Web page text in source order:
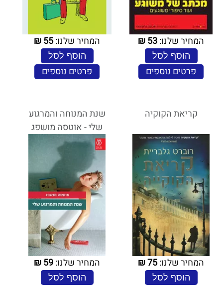
המחיר שלנו:53
₪
הוסף לסל
פרטים נוספים
המחיר שלנו:55
₪
הוסף לסל
פרטים נוספים
קריאת הקוקיה
המחיר שלנו:75
₪
הוסף לסל
שנת המנוחה והמרגוע
שלי - אוטסה מושפג
המחיר שלנו:59
₪
הוסף לסל